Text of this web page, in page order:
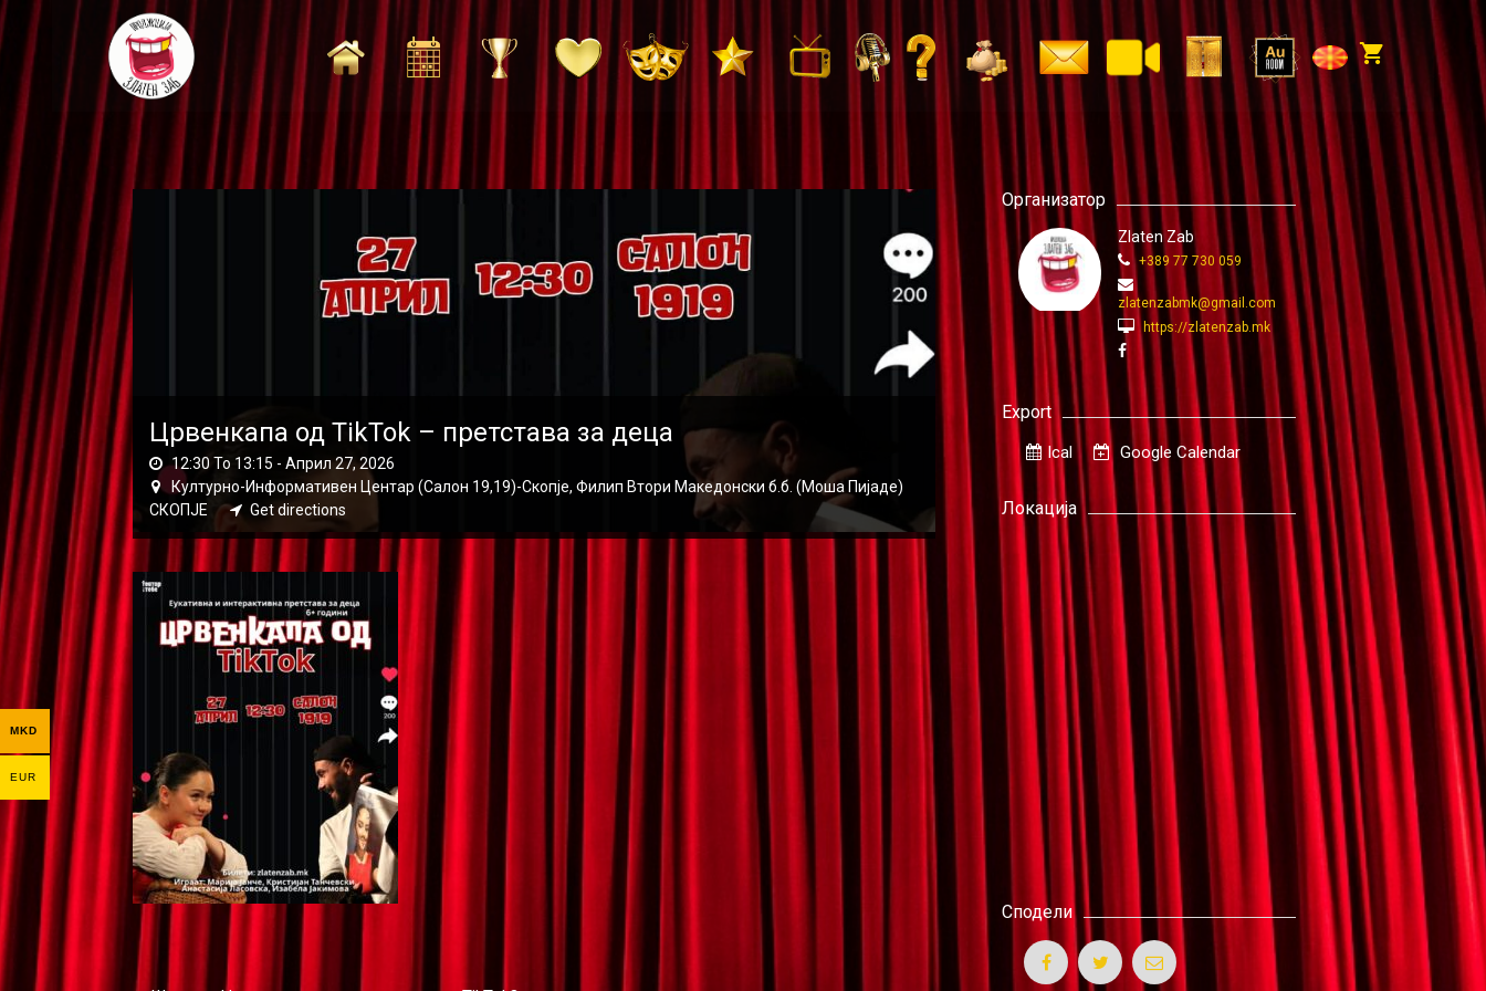
Skip
content
Црвенкапа од TikTok – претстава за деца
12:30 To 13:15 - Април 27, 2026
Културно-Информативен Центар (Салон 19,19)-Скопје, Филип Втори Македонски б.б. (Моша Пијаде)
СКОПЈЕ
Get directions
Организатор
Zlaten Zab
+389 77 730 059
zlatenzabmk@gmail.com
https://zlatenzab.mk
Export
Ical Google Calendar
Локација
Сподели
MKD
EUR